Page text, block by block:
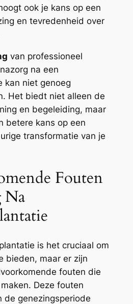
ook je kans op een
en tevredenheid over
van professioneel
na een
kan niet genoeg
Het biedt niet alleen de
en begeleiding, maar
betere kans op een
transformatie van je
Fouten
Na
is het cruciaal om
bieden, maar er zijn
fouten die
Deze fouten
de genezingsperiode